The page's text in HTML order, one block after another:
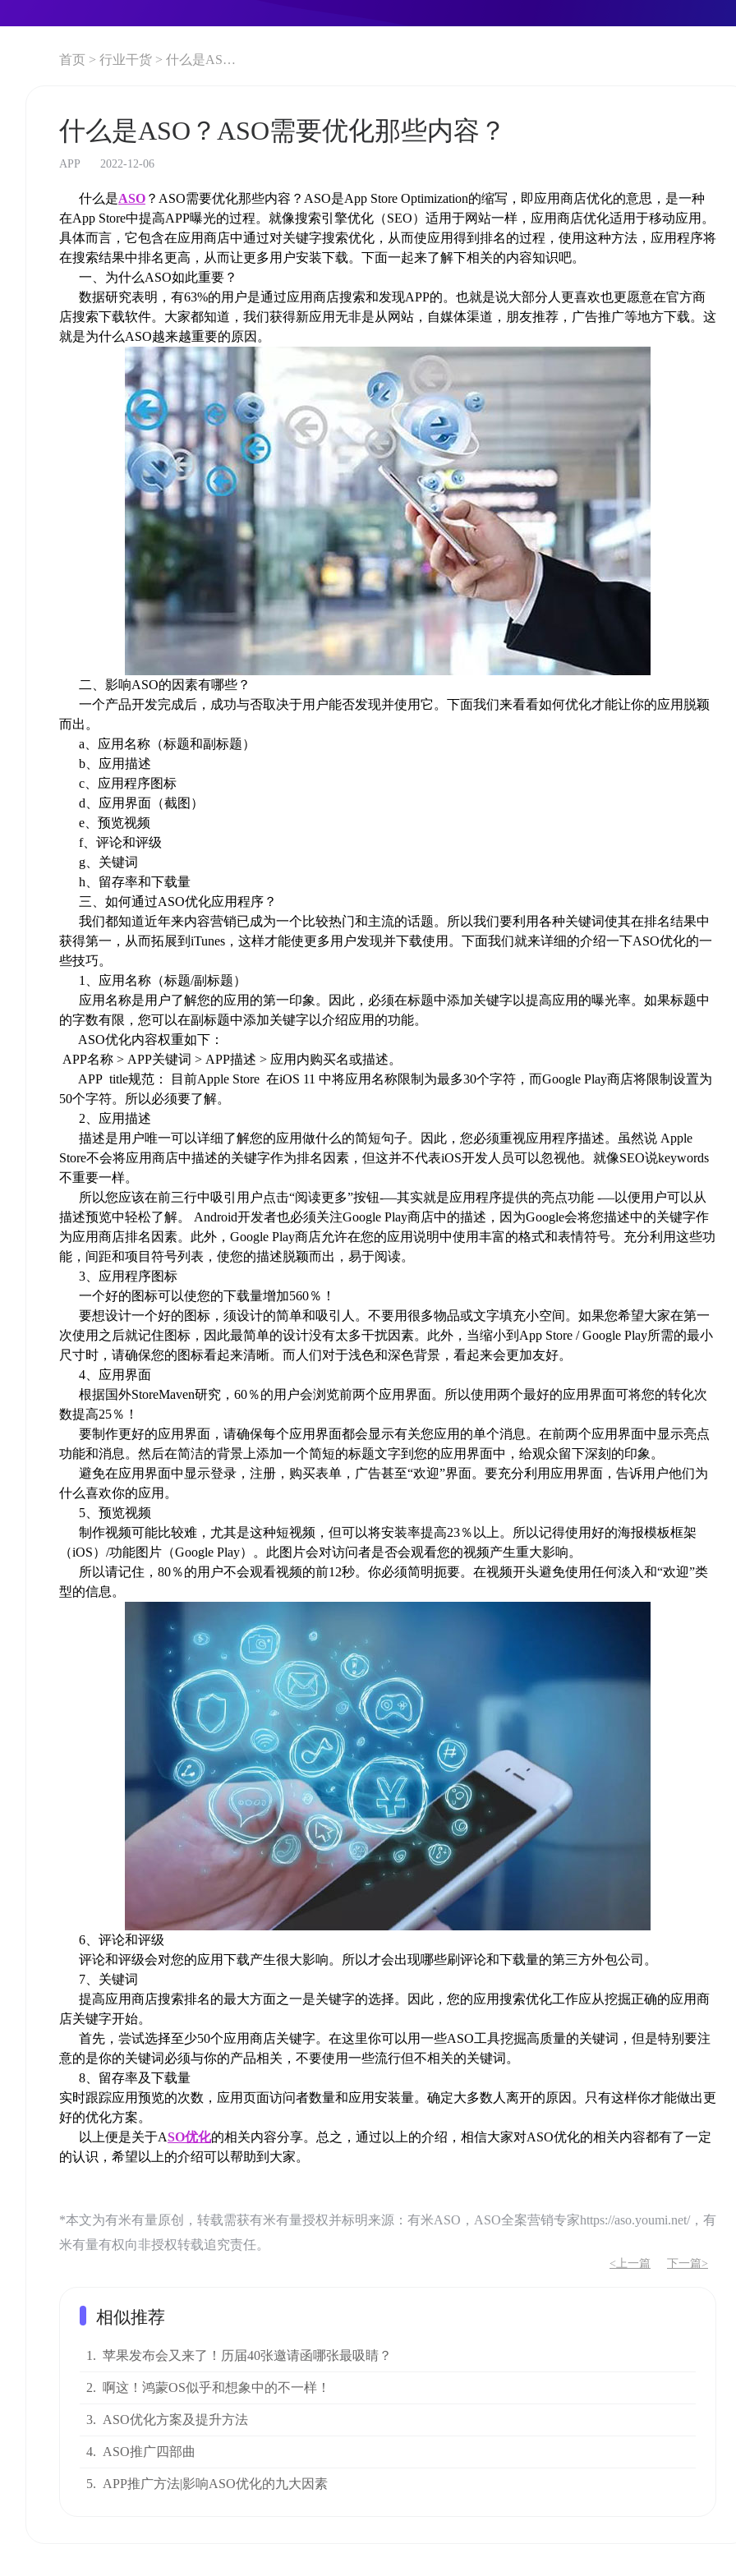
首页 > 行业干货 > 什么是ASO？ASO需要优化那些内容？
什么是ASO？ASO需要优化那些内容？
APP 2022-12-06
什么是ASO ？ASO需要优化那些内容？ASO是App Store Optimization的缩写，即应用商店优化的意思，是一种
在App Store中提高APP曝光的过程。就像搜索引擎优化（SEO）适用于网站一样，应用商店优化适用于移动应用。
具体而言，它包含在应用商店中通过对关键字搜索优化，从而使应用得到排名的过程，使用这种方法，应用程序将
在搜索结果中排名更高，从而让更多用户安装下载。下面一起来了解下相关的内容知识吧。
一、为什么ASO如此重要？
数据研究表明，有63%的用户是通过应用商店搜索和发现APP的。也就是说大部分人更喜欢也更愿意在官方商
店搜索下载软件。大家都知道，我们获得新应用无非是从网站，自媒体渠道，朋友推荐，广告推广等地方下载。这
就是为什么ASO越来越重要的原因。
二、影响ASO的因素有哪些？
一个产品开发完成后，成功与否取决于用户能否发现并使用它。下面我们来看看如何优化才能让你的应用脱颖
而出。
a、应用名称（标题和副标题）
b、应用描述
c、应用程序图标
d、应用界面（截图）
e、预览视频
f、评论和评级
g、关键词
h、留存率和下载量
三、如何通过ASO优化应用程序？
我们都知道近年来内容营销已成为一个比较热门和主流的话题。所以我们要利用各种关键词使其在排名结果中
获得第一，从而拓展到iTunes，这样才能使更多用户发现并下载使用。下面我们就来详细的介绍一下ASO优化的一
些技巧。
1、应用名称（标题/副标题）
应用名称是用户了解您的应用的第一印象。因此，必须在标题中添加关键字以提高应用的曝光率。如果标题中
的字数有限，您可以在副标题中添加关键字以介绍应用的功能。
ASO优化内容权重如下：
APP名称 > APP关键词 > APP描述 > 应用内购买名或描述。
APP title规范： 目前Apple Store 在iOS 11 中将应用名称限制为最多30个字符，而Google Play商店将限制设置为
50个字符。所以必须要了解。
2、应用描述
描述是用户唯一可以详细了解您的应用做什么的简短句子。因此，您必须重视应用程序描述。虽然说 Apple
Store不会将应用商店中描述的关键字作为排名因素，但这并不代表iOS开发人员可以忽视他。就像SEO说keywords
不重要一样。
所以您应该在前三行中吸引用户点击“阅读更多”按钮-—其实就是应用程序提供的亮点功能 -—以便用户可以从
描述预览中轻松了解。 Android开发者也必须关注Google Play商店中的描述，因为Google会将您描述中的关键字作
为应用商店排名因素。此外，Google Play商店允许在您的应用说明中使用丰富的格式和表情符号。充分利用这些功
能，间距和项目符号列表，使您的描述脱颖而出，易于阅读。
3、应用程序图标
一个好的图标可以使您的下载量增加560％！
要想设计一个好的图标，须设计的简单和吸引人。不要用很多物品或文字填充小空间。如果您希望大家在第一
次使用之后就记住图标，因此最简单的设计没有太多干扰因素。此外，当缩小到App Store / Google Play所需的最小
尺寸时，请确保您的图标看起来清晰。而人们对于浅色和深色背景，看起来会更加友好。
4、应用界面
根据国外StoreMaven研究，60％的用户会浏览前两个应用界面。所以使用两个最好的应用界面可将您的转化次
数提高25％！
要制作更好的应用界面，请确保每个应用界面都会显示有关您应用的单个消息。在前两个应用界面中显示亮点
功能和消息。然后在简洁的背景上添加一个简短的标题文字到您的应用界面中，给观众留下深刻的印象。
避免在应用界面中显示登录，注册，购买表单，广告甚至“欢迎”界面。要充分利用应用界面，告诉用户他们为
什么喜欢你的应用。
5、预览视频
制作视频可能比较难，尤其是这种短视频，但可以将安装率提高23％以上。所以记得使用好的海报模板框架
（iOS）/功能图片（Google Play）。此图片会对访问者是否会观看您的视频产生重大影响。
所以请记住，80％的用户不会观看视频的前12秒。你必须简明扼要。在视频开头避免使用任何淡入和“欢迎”类
型的信息。
6、评论和评级
评论和评级会对您的应用下载产生很大影响。所以才会出现哪些刷评论和下载量的第三方外包公司。
7、关键词
提高应用商店搜索排名的最大方面之一是关键字的选择。因此，您的应用搜索优化工作应从挖掘正确的应用商
店关键字开始。
首先，尝试选择至少50个应用商店关键字。在这里你可以用一些ASO工具挖掘高质量的关键词，但是特别要注
意的是你的关键词必须与你的产品相关，不要使用一些流行但不相关的关键词。
8、留存率及下载量
实时跟踪应用预览的次数，应用页面访问者数量和应用安装量。确定大多数人离开的原因。只有这样你才能做出更
好的优化方案。
以上便是关于ASO优化的相关内容分享。总之，通过以上的介绍，相信大家对ASO优化的相关内容都有了一定
的认识，希望以上的介绍可以帮助到大家。
*本文为有米有量原创，转载需获有米有量授权并标明来源：有米ASO，ASO全案营销专家https://aso.youmi.net/，有
米有量有权向非授权转载追究责任。
<上一篇 下一篇>
相似推荐
1. 苹果发布会又来了！历届40张邀请函哪张最吸睛？
2. 啊这！鸿蒙OS似乎和想象中的不一样！
3. ASO优化方案及提升方法
4. ASO推广四部曲
5. APP推广方法|影响ASO优化的九大因素